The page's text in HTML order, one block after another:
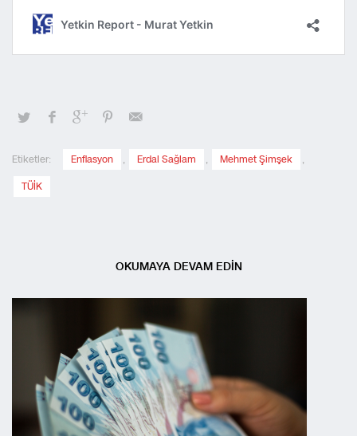
Etiketler: Enflasyon , Erdal Sağlam , Mehmet Şimşek ,
TÜİK
OKUMAYA DEVAM EDİN